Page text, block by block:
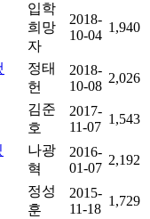
입학
희망
자
2018-
10-04
1,940
정태
헌
2018-
10-08
2,026
김준
호
2017-
11-07
1,543
나광
혁
2016-
01-07
2,192
정성
훈
2015-
11-18
1,729